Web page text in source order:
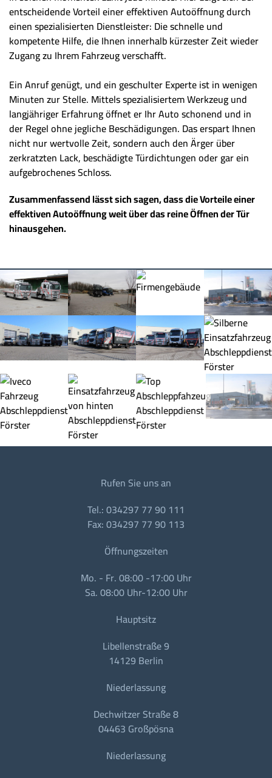
entscheidende Vorteil einer effektiven Autoöffnung durch
einen spezialisierten Dienstleister: Die schnelle und
kompetente Hilfe, die Ihnen innerhalb kürzester Zeit wieder
Zugang zu Ihrem Fahrzeug verschafft.
Ein Anruf genügt, und ein geschulter Experte ist in wenigen
Minuten zur Stelle. Mittels spezialisiertem Werkzeug und
langjähriger Erfahrung öffnet er Ihr Auto schonend und in
der Regel ohne jegliche Beschädigungen. Das erspart Ihnen
nicht nur wertvolle Zeit, sondern auch den Ärger über
zerkratzten Lack, beschädigte Türdichtungen oder gar ein
aufgebrochenes Schloss.
Zusammenfassend lässt sich sagen, dass die Vorteile einer
effektiven Autoöffnung weit über das reine Öffnen der Tür
hinausgehen.
Rufen Sie uns an
Tel.: 034297 77 90 111
Fax: 034297 77 90 113
Öffnungszeiten
Mo. - Fr. 08:00 -17:00 Uhr
Sa. 08:00 Uhr-12:00 Uhr
Hauptsitz
Libellenstraße 9
14129 Berlin
Niederlassung
Dechwitzer Straße 8
04463 Großpösna
Niederlassung